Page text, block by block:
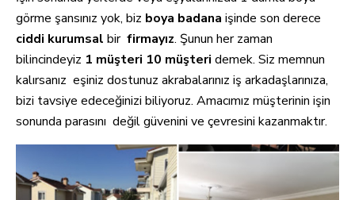
görme şansınız yok, biz boya badana işinde son derece
ciddi kurumsal bir firmayız. Şunun her zaman
bilincindeyiz 1 müşteri 10 müşteri demek. Siz memnun
kalırsanız eşiniz dostunuz akrabalarınız iş arkadaşlarınıza,
bizi tavsiye edeceğinizi biliyoruz. Amacımız müşterinin işin
sonunda parasını değil güvenini ve çevresini kazanmaktır.